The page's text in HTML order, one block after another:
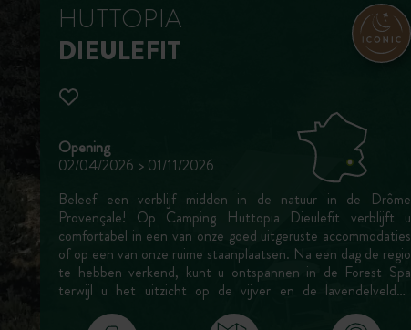
HUTTOPIA
DIEULEFIT
Opening
02/04/2026 > 01/11/2026
Beleef een verblijf midden in de natuur in de Drôme
Provençale! Op Camping Huttopia Dieulefit verblijft u
comfortabel in een van onze goed uitgeruste accommodaties
of op een van onze ruime staanplaatsen. Na een dag de regio
te hebben verkend, kunt u ontspannen in de Forest Spa
terwijl u het uitzicht op de vijver en de lavendelvelden
bewondert.